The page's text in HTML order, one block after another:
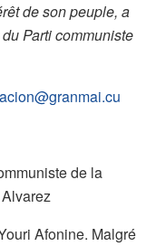
de son peuple, a
Parti communiste
de la
Afonine. Malgré